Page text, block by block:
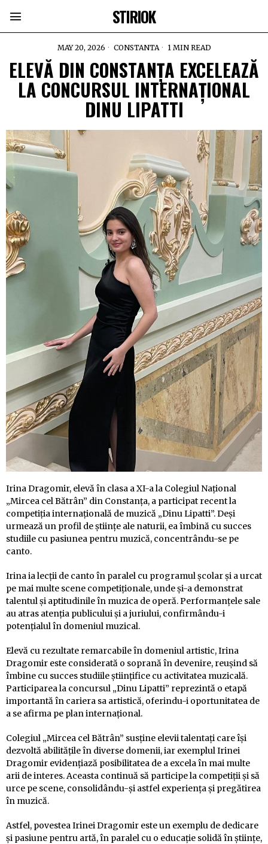
STIRIOK
MAY 20, 2026 CONSTANTA 1 MIN READ
ELEVĂ DIN CONSTANȚA EXCELEAZĂ
LA CONCURSUL INTERNAȚIONAL
DINU LIPATTI
Irina Dragomir, elevă în clasa a XI-a la Colegiul Național
„Mircea cel Bătrân” din Constanța, a participat recent la
competiția internațională de muzică „Dinu Lipatti”. Deși
urmează un profil de științe ale naturii, ea îmbină cu succes
studiile cu pasiunea pentru muzică, concentrându-se pe
canto.
Irina ia lecții de canto în paralel cu programul școlar și a urcat
pe mai multe scene competiționale, unde și-a demonstrat
talentul și aptitudinile în muzica de operă. Performanțele sale
au atras atenția publicului și a juriului, confirmându-i
potențialul în domeniul muzical.
Elevă cu rezultate remarcabile în domeniul artistic, Irina
Dragomir este considerată o soprană în devenire, reușind să
îmbine cu succes studiile științifice cu activitatea muzicală.
Participarea la concursul „Dinu Lipatti” reprezintă o etapă
importantă în cariera sa artistică, oferindu-i oportunitatea de
a se afirma pe plan internațional.
Colegiul „Mircea cel Bătrân” susține elevii talentați care își
dezvoltă abilitățile în diverse domenii, iar exemplul Irinei
Dragomir evidențiază posibilitatea de a excela în mai multe
arii de interes. Aceasta continuă să participe la competiții și să
urce pe scene, consolidându-și astfel experiența și pregătirea
în muzică.
Astfel, povestea Irinei Dragomir este un exemplu de dedicare
și pasiune pentru artă, în paralel cu o educație solidă în științe,